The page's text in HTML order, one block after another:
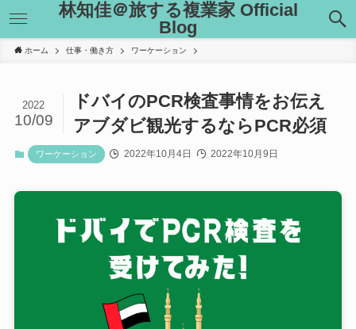
林知佳＠旅する複業家 Official
Blog
ホーム 仕事・働き方 ワーケーション
ドバイのPCR検査事情をお伝え
アブダビ観光するならPCR必須
2022
10/09
ワーケーション 2022年10月4日 2022年10月9日